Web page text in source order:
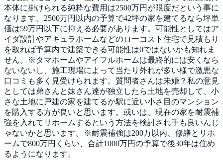
本体に掛けられる純粋な費用は2500万円が限度だという事に
なります。2500万円以内の予算で42坪の家を建てるなら坪単
価は59万円以下に抑える必要があります。可能性としてはア
イダ設計やアキュラホームなどのローコスト住宅で見積もり
を取れば予算内で建築できる可能性は0ではないかも知れま
せん。※タマホームやアイフルホームは最終的には安くなら
ないないし、施工現場によって当たり外れが多い様で激悪な
口コミも多く見受けられます。質問者さんは未婚？私の意見
としては弟さんと妹さん達が独立したら土地を売却して、小
さな土地に戸建の家を建てるか駅に近い小さ目のマンション
を購入する方が良いと思います。或いは、現在の家を耐震補
強を入れてリホームするという方法を検討され手も良いんじ
ゃないかと思います。※耐震補強は200万以内、修繕とリホ
ームで800万円くらい、合計1000万円の予算で後30年は住め
るようになります。